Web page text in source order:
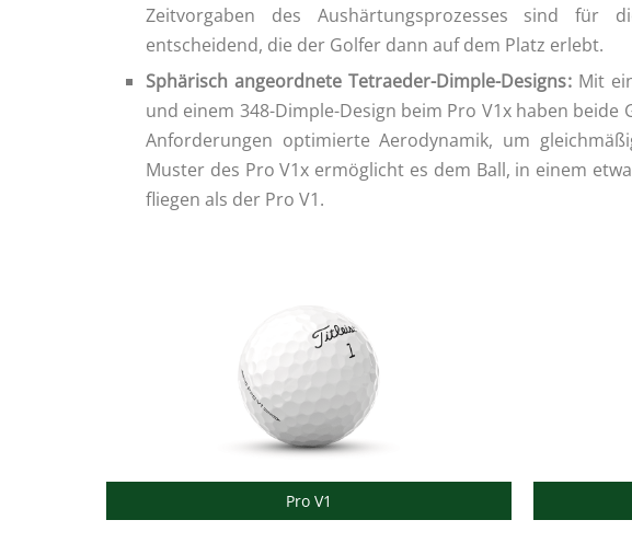
Zeitvorgaben des Aushärtungsprozesses sind für
entscheidend, die der Golfer dann auf dem Platz erlebt.
Sphärisch angeordnete Tetraeder-Dimple-Designs:Mit
und einem 348-Dimple-Design beim Pro V1x haben
Anforderungen optimierte Aerodynamik, um
Muster des Pro V1x ermöglicht es dem Ball, in einem
fliegen als der Pro V1.
Pro V1